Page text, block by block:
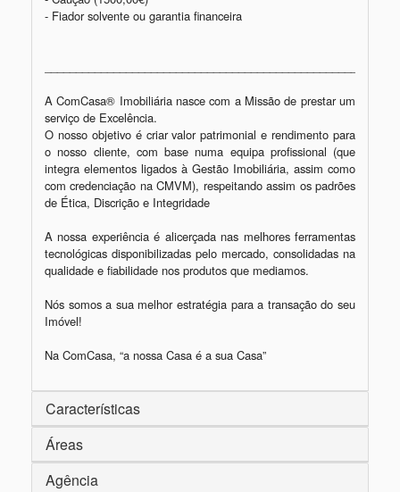
- Fiador solvente ou garantia financeira
A ComCasa® Imobiliária nasce com a Missão de prestar um
serviço de Excelência.
O nosso objetivo é criar valor patrimonial e rendimento para
o nosso cliente, com base numa equipa profissional (que
integra elementos ligados à Gestão Imobiliária, assim como
com credenciação na CMVM), respeitando assim os padrões
de Ética, Discrição e Integridade
A nossa experiência é alicerçada nas melhores ferramentas
tecnológicas disponibilizadas pelo mercado, consolidadas na
qualidade e fiabilidade nos produtos que mediamos.
Nós somos a sua melhor estratégia para a transação do seu
Imóvel!
Na ComCasa, “a nossa Casa é a sua Casa”
Características
Áreas
Agência